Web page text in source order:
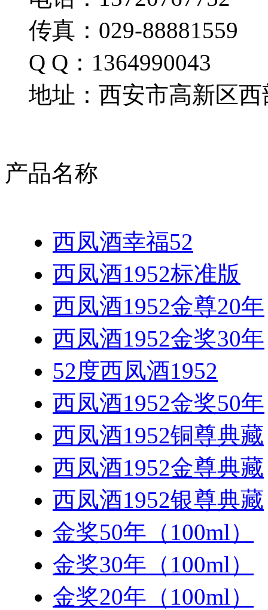
传真：029-88881559
Q Q：1364990043
地址：西安市高新区西
产品名称
西凤酒幸福52
西凤酒1952标准版
西凤酒1952金尊20年
西凤酒1952金奖30年
52度西凤酒1952
西凤酒1952金奖50年
西凤酒1952铜尊典藏
西凤酒1952金尊典藏
西凤酒1952银尊典藏
金奖50年（100ml）
金奖30年（100ml）
金奖20年（100ml）